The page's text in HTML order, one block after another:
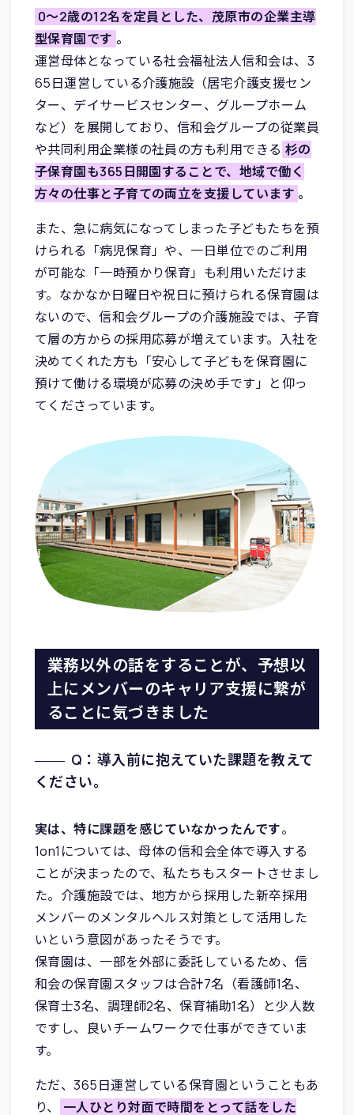
0〜2歳の12名を定員とした、茂原市の企業主導
型保育園です 。
運営母体となっている社会福祉法人信和会は、3
65日運営している介護施設（居宅介護支援セン
ター、デイサービスセンター、グループホーム
など）を展開しており、信和会グループの従業員
や共同利用企業様の社員の方も利用できる 杉の
子保育園も365日開園することで、地域で働く
方々の仕事と子育ての両立を支援しています 。
また、急に病気になってしまった子どもたちを預
けられる「病児保育」や、一日単位でのご利用
が可能な「一時預かり保育」も利用いただけま
す。なかなか日曜日や祝日に預けられる保育園は
ないので、信和会グループの介護施設では、子育
て層の方からの採用応募が増えています。入社を
決めてくれた方も「安心して子どもを保育園に
預けて働ける環境が応募の決め手です」と仰っ
てくださっています。
業務以外の話をすることが、予想以
上にメンバーのキャリア支援に繋が
ることに気づきました
Q：導入前に抱えていた課題を教えて
ください。
実は、特に課題を感じていなかったんです。
1on1については、母体の信和会全体で導入する
ことが決まったので、私たちもスタートさせまし
た。介護施設では、地方から採用した新卒採用
メンバーのメンタルヘルス対策として活用した
いという意図があったそうです。
保育園は、一部を外部に委託しているため、信
和会の保育園スタッフは合計7名（看護師1名、
保育士3名、調理師2名、保育補助1名）と少人数
ですし、良いチームワークで仕事ができていま
す。
ただ、365日運営している保育園ということもあ
り、
一人ひとり対面で時間をとって話をした